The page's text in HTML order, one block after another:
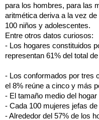
para los hombres, para las
aritmética deriva a la vez
100 niños y adolescentes.
Entre otros datos curiosos:
- Los hogares constituidos
representan 61% del total
- Los conformados por tres
el 8% reúne a cinco y más
- El tamaño medio del
- Cada 100 mujeres jefas
- Alrededor del 57% de los